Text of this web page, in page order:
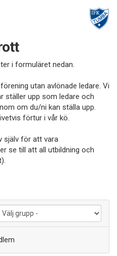
i formuläret nedan.
utan avlönade ledare. Vi
ställer upp som ledare och
om du/ni kan ställa upp.
förtur i vår kö.
själv för att vara
se till att all utbildning och